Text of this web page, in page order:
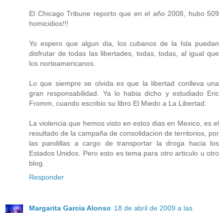
El Chicago Tribune reporto que en el año 2008, hubo 509
homicidios!!!
Yo espero que algun dia, los cubanos de la Isla puedan
disfrutar de todas las libertades, todas, todas, al igual que
los norteamericanos.
Lo que siempre se olvida es que la libertad conlleva una
gran responsabilidad. Ya lo habia dicho y estudiado Eric
Fromm, cuando escribio su libro El Miedo a La Libertad.
La violencia que hemos visto en estos dias en Mexico, es el
resultado de la campaña de consolidacion de territorios, por
las pandillas a cargo de transportar la droga hacia los
Estados Unidos. Pero esto es tema para otro articulo u otro
blog.
Responder
Margarita Garcia Alonso 18 de abril de 2009 a las